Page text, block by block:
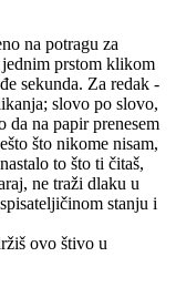
na potragu za
prstom klikom
sekunda. Za redak -
slovo po slovo,
da na papir prenesem
što nikome nisam,
to što ti čitaš,
ne traži dlaku u
stanju i
ovo štivo u